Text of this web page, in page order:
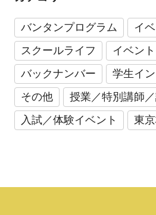
バンタンプログラム
イ
スクールライフ
イベント
バックナンバー
学生イ
その他
授業／特別講師
入試／体験イベント
東